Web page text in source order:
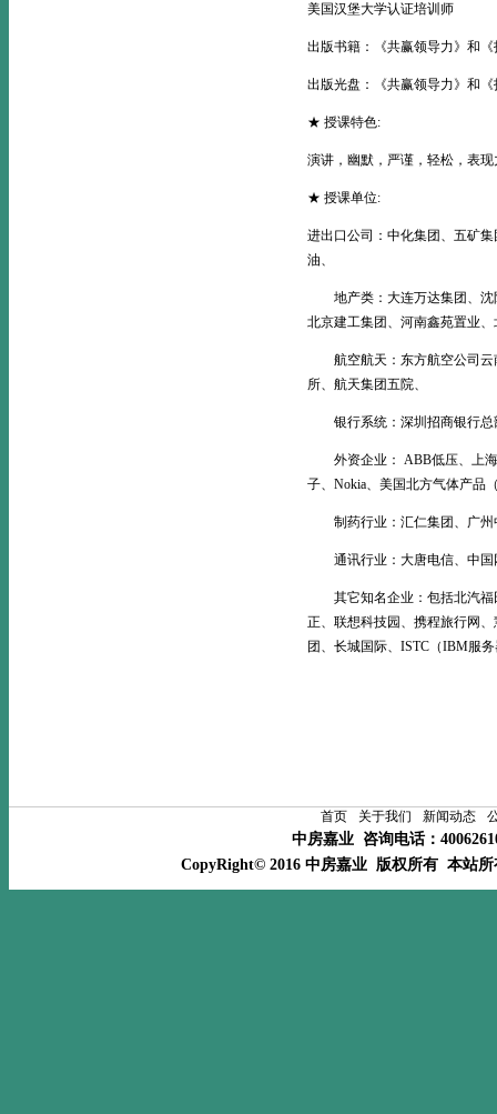
美国汉堡大学认证培训师
出版书籍：《共赢领导力》和
出版光盘：《共赢领导力》和
★ 授课特色:
演讲，幽默，严谨，轻松，表现
★ 授课单位:
进出口公司：中化集团、五矿
油、
地产类：大连万达集团、沈
北京建工集团、河南鑫苑置业
航空航天：东方航空公司云
所、航天集团五院、
银行系统：深圳招商银行总
外资企业： ABB低压、上海
子、Nokia、美国北方气体产品
制药行业：汇仁集团、广州
通讯行业：大唐电信、中国
其它知名企业：包括北汽福
正、联想科技园、携程旅行网
团、长城国际、ISTC（IBM服
首页 关于我们 新闻动态
中房嘉业 咨询电话：
CopyRight© 2016 中房嘉业 版权所有 本站